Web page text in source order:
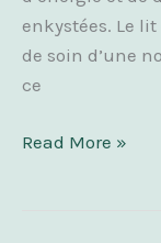
enkystées. Le
de soin d’une
ce
Read More »